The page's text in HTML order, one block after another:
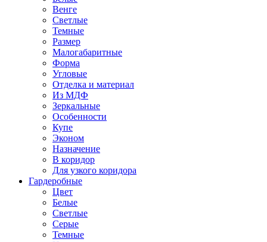
Венге
Светлые
Темные
Размер
Малогабаритные
Форма
Угловые
Отделка и материал
Из МДФ
Зеркальные
Особенности
Купе
Эконом
Назначение
В коридор
Для узкого коридора
Гардеробные
Цвет
Белые
Светлые
Серые
Темные